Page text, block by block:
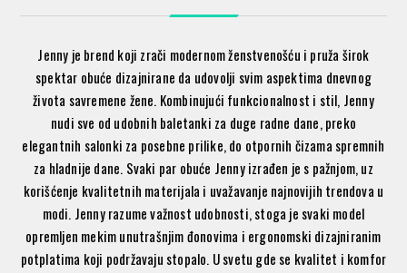
Jenny je brend koji zrači modernom ženstvenošću i pruža širok
spektar obuće dizajnirane da udovolji svim aspektima dnevnog
života savremene žene. Kombinujući funkcionalnost i stil, Jenny
nudi sve od udobnih baletanki za duge radne dane, preko
elegantnih salonki za posebne prilike, do otpornih čizama spremnih
za hladnije dane. Svaki par obuće Jenny izrađen je s pažnjom, uz
korišćenje kvalitetnih materijala i uvažavanje najnovijih trendova u
modi. Jenny razume važnost udobnosti, stoga je svaki model
opremljen mekim unutrašnjim đonovima i ergonomski dizajniranim
potplatima koji podržavaju stopalo. U svetu gde se kvalitet i komfor